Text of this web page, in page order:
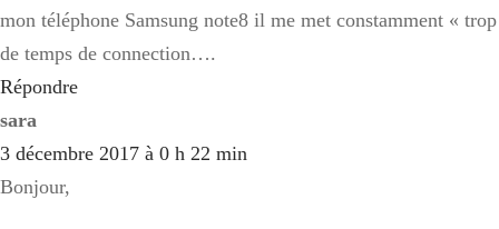
mon téléphone Samsung note8 il me met constamment « trop
de temps de connection….
Répondre
sara
3 décembre 2017 à 0 h 22 min
Bonjour,